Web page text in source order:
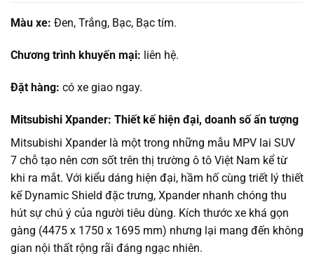
Màu xe: Đen, Trắng, Bạc, Bạc tím.
Chương trình khuyến mại: liên hệ.
Đặt hàng: có xe giao ngay.
Mitsubishi Xpander: Thiết kế hiện đại, doanh số ấn tượng
Mitsubishi Xpander là một trong những mẫu MPV lai SUV
7 chỗ tạo nên cơn sốt trên thị trường ô tô Việt Nam kể từ
khi ra mắt. Với kiểu dáng hiện đại, hầm hố cùng triết lý thiết
kế Dynamic Shield đặc trưng, Xpander nhanh chóng thu
hút sự chú ý của người tiêu dùng. Kích thước xe khá gọn
gàng (4475 x 1750 x 1695 mm) nhưng lại mang đến không
gian nội thất rộng rãi đáng ngạc nhiên.